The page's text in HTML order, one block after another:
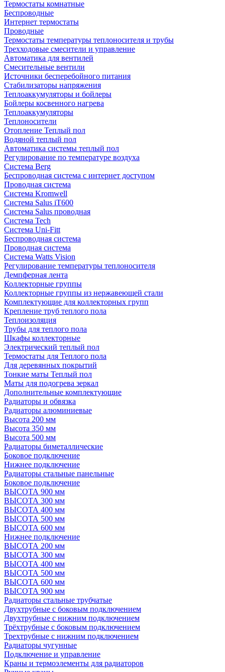
Термостаты комнатные
Беспроводные
Интернет термостаты
Проводные
Термостаты температуры теплоносителя и трубы
Трехходовые смесители и управление
Автоматика для вентилей
Смесительные вентили
Источники бесперебойного питания
Стабилизаторы напряжения
Теплоаккумуляторы и бойлеры
Бойлеры косвенного нагрева
Теплоаккумуляторы
Теплоносители
Отопление Теплый пол
Водяной теплый пол
Автоматика системы теплый пол
Регулирование по температуре воздуха
Система Berg
Беспроводная система с интернет доступом
Проводная система
Система Kromwell
Система Salus iT600
Система Salus проводная
Система Tech
Система Uni-Fitt
Беспроводная система
Проводная система
Система Watts Vision
Регулирование температуры теплоносителя
Демпферная лента
Коллекторные группы
Коллекторные группы из нержавеющей стали
Комплектующие для коллекторных групп
Крепление труб теплого пола
Теплоизоляция
Трубы для теплого пола
Шкафы коллекторные
Электрический теплый пол
Термостаты для Теплого пола
Для деревянных покрытий
Тонкие маты Теплый пол
Маты для подогрева зеркал
Дополнительные комплектующие
Радиаторы и обвязка
Радиаторы алюминиевые
Высота 200 мм
Высота 350 мм
Высота 500 мм
Радиаторы биметаллические
Боковое подключение
Нижнее подключение
Радиаторы стальные панельные
Боковое подключение
ВЫСОТА 900 мм
ВЫСОТА 300 мм
ВЫСОТА 400 мм
ВЫСОТА 500 мм
ВЫСОТА 600 мм
Нижнее подключение
ВЫСОТА 200 мм
ВЫСОТА 300 мм
ВЫСОТА 400 мм
ВЫСОТА 500 мм
ВЫСОТА 600 мм
ВЫСОТА 900 мм
Радиаторы стальные трубчатые
Двухтрубные с боковым подключением
Двухтрубные с нижним подключением
Трёхтрубные с боковым подключением
Трехтрубные с нижним подключением
Радиаторы чугунные
Подключение и управление
Краны и термоэлементы для радиаторов